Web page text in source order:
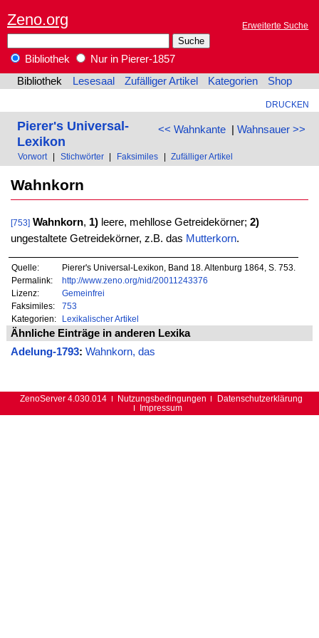
Zeno.org Erweiterte Suche
Bibliothek
Nur in Pierer-1857
Bibliothek
Lesesaal Zufälliger Artikel Kategorien Shop
DRUCKEN
<< Wahnkante| Wahnsauer >>
Pierer's Universal-
Lexikon
Vorwort Stichwörter Faksimiles Zufälliger Artikel
Wahnkorn
[753] Wahnkorn, 1)leere, mehllose Getreidekörner; 2)
ungestaltete Getreidekörner, z.B. das Mutterkorn.
Quelle:
Pierer's Universal-Lexikon, Band 18. Altenburg 1864, S. 753.
Permalink:
http://www.zeno.org/nid/20011243376
Lizenz:
Gemeinfrei
Faksimiles:
753
Kategorien:
Lexikalischer Artikel
Ähnliche Einträge in anderen Lexika
Adelung-1793: Wahnkorn, das
ZenoServer 4.030.014 Nutzungsbedingungen
Datenschutzerklärung
Impressum